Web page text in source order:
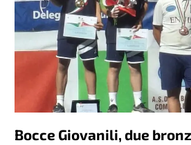
Bocce Giovanili, due